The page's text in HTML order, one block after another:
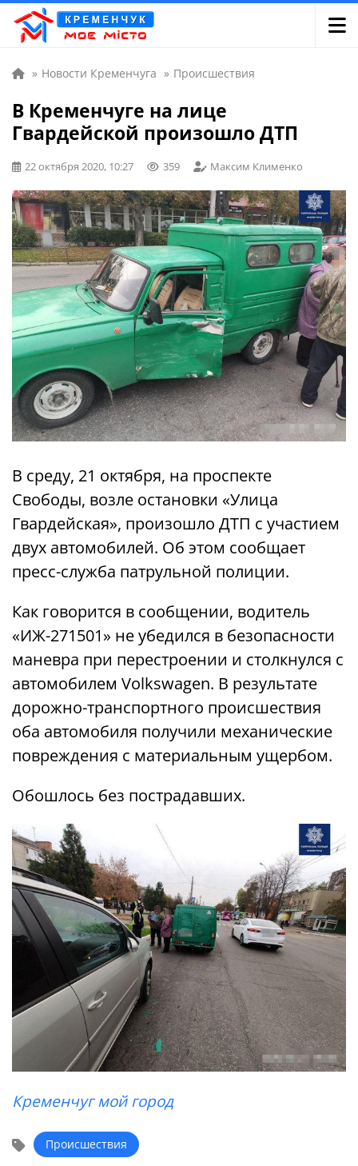
» Новости Кременчуга » Происшествия
В Кременчуге на лице
Гвардейской произошло ДТП
22 октября 2020, 10:27 359 Максим Клименко
В среду, 21 октября, на проспекте
Свободы, возле остановки «Улица
Гвардейская», произошло ДТП с участием
двух автомобилей. Об этом сообщает
пресс-служба патрульной полиции.
Как говорится в сообщении, водитель
«ИЖ-271501» не убедился в безопасности
маневра при перестроении и столкнулся с
автомобилем Volkswagen. В результате
дорожно-транспортного происшествия
оба автомобиля получили механические
повреждения с материальным ущербом.
Обошлось без пострадавших.
Кременчуг мой город
Происшествия